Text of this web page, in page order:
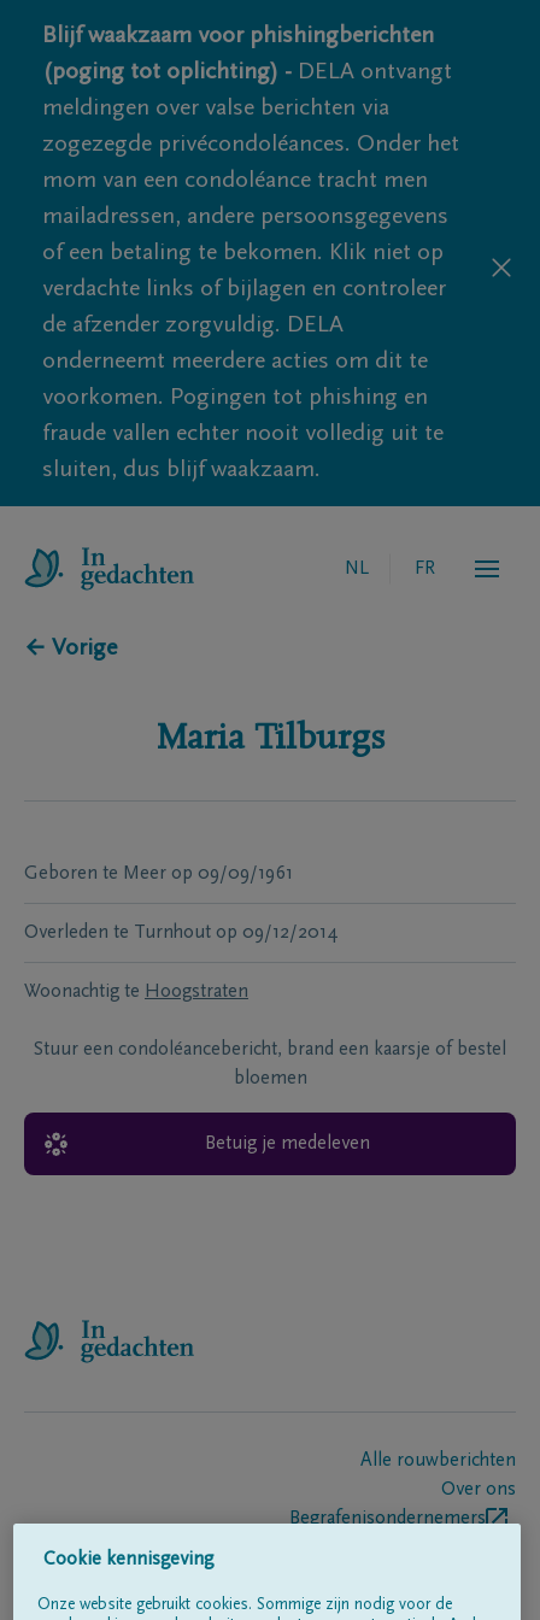
Blijf waakzaam voor phishingberichten
(poging tot oplichting) - DELA ontvangt
meldingen over valse berichten via
zogezegde privécondoléances. Onder het
mom van een condoléance tracht men
mailadressen, andere persoonsgegevens
of een betaling te bekomen. Klik niet op
verdachte links of bijlagen en controleer
de afzender zorgvuldig. DELA
onderneemt meerdere acties om dit te
voorkomen. Pogingen tot phishing en
fraude vallen echter nooit volledig uit te
sluiten, dus blijf waakzaam.
NL FR
← Vorige
Maria Tilburgs
Geboren te Meer op 09/09/1961
Overleden te Turnhout op 09/12/2014
Woonachtig te Hoogstraten
Stuur een condoléancebericht, brand een kaarsje of bestel
bloemen
Betuig je medeleven
Alle rouwberichten
Over ons
Begrafenisondernemers
Cookie kennisgeving
Onze website gebruikt cookies. Sommige zijn nodig voor de